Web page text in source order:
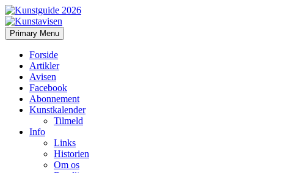
Kunstavisen
Search
Primary Menu Skip
to
Forside
Artikler
Avisen
Facebook
Abonnement
Kunstkalender
Tilmeld
Info
Links
Historien
Om os